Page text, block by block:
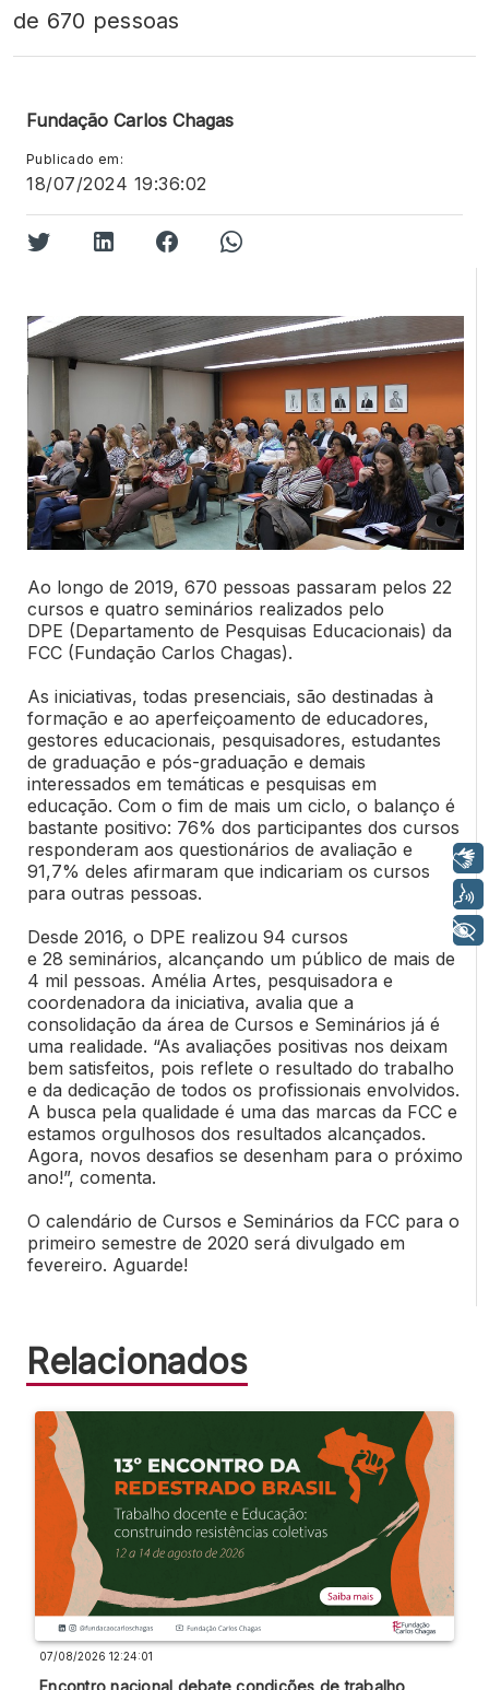
de 670 pessoas
Fundação Carlos Chagas
Publicado em:
18/07/2024 19:36:02
Ao longo de 2019, 670 pessoas passaram pelos 22
cursos e quatro seminários realizados pelo
DPE (Departamento de Pesquisas Educacionais) da
FCC (Fundação Carlos Chagas).
As iniciativas, todas presenciais, são destinadas à
formação e ao aperfeiçoamento de educadores,
gestores educacionais, pesquisadores, estudantes
de graduação e pós-graduação e demais
interessados em temáticas e pesquisas em
educação. Com o fim de mais um ciclo, o balanço é
bastante positivo: 76% dos participantes dos cursos
responderam aos questionários de avaliação e
91,7% deles afirmaram que indicariam os cursos
para outras pessoas.
Desde 2016, o DPE realizou 94 cursos
e 28 seminários, alcançando um público de mais de
4 mil pessoas. Amélia Artes, pesquisadora e
coordenadora da iniciativa, avalia que a
consolidação da área de Cursos e Seminários já é
uma realidade. “As avaliações positivas nos deixam
bem satisfeitos, pois reflete o resultado do trabalho
e da dedicação de todos os profissionais envolvidos.
A busca pela qualidade é uma das marcas da FCC e
estamos orgulhosos dos resultados alcançados.
Agora, novos desafios se desenham para o próximo
ano!”, comenta.
O calendário de Cursos e Seminários da FCC para o
primeiro semestre de 2020 será divulgado em
fevereiro. Aguarde!
Relacionados
07/08/2026 12:24:01
Encontro nacional debate condições de trabalho
Libras
+ Acessibilidade